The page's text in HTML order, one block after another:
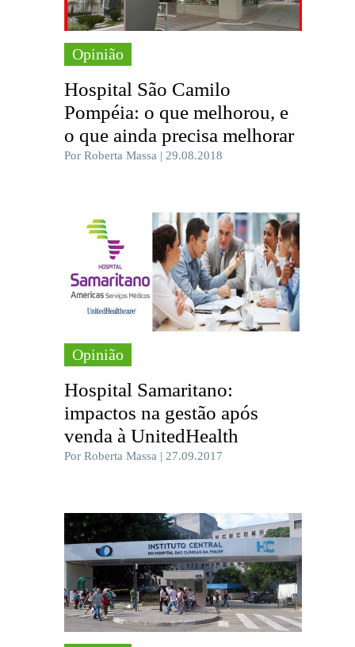
Opinião
Hospital São Camilo
Pompéia: o que melhorou, e
o que ainda precisa melhorar
Por Roberta Massa | 29.08.2018
Opinião
Hospital Samaritano:
impactos na gestão após
venda à UnitedHealth
Por Roberta Massa | 27.09.2017